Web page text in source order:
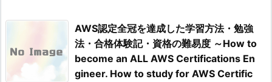
AWS認定全冠を達成した学習方法・勉強
法・合格体験記・資格の難易度 ～How to
become an ALL AWS Certifications En
gineer. How to study for AWS Certific